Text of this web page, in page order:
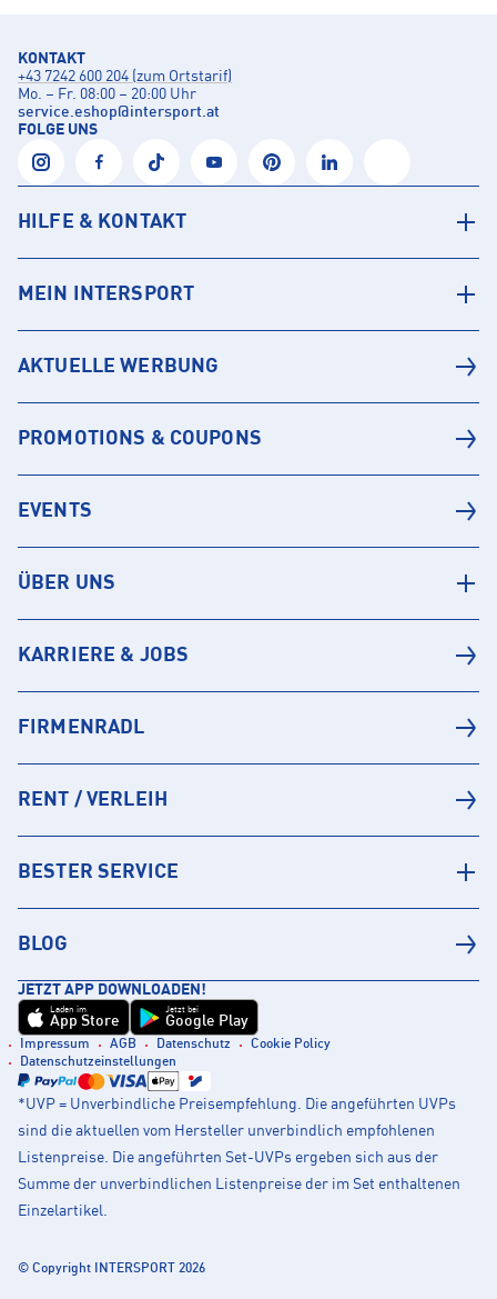
KONTAKT
+43 7242 600 204 (zum Ortstarif)
Mo. – Fr. 08:00 – 20:00 Uhr
service.eshop@intersport.at
FOLGE UNS
HILFE & KONTAKT
MEIN INTERSPORT
AKTUELLE WERBUNG
PROMOTIONS & COUPONS
EVENTS
ÜBER UNS
KARRIERE & JOBS
FIRMENRADL
RENT / VERLEIH
BESTER SERVICE
BLOG
JETZT APP DOWNLOADEN!
Laden im
App Store
Jetzt bei
Google Play
Impressum AGB Datenschutz
Cookie Policy
Datenschutzeinstellungen
*UVP = Unverbindliche Preisempfehlung. Die angeführten UVPs
sind die aktuellen vom Hersteller unverbindlich empfohlenen
Listenpreise. Die angeführten Set-UVPs ergeben sich aus der
Summe der unverbindlichen Listenpreise der im Set enthaltenen
Einzelartikel.
© Copyright INTERSPORT 2026